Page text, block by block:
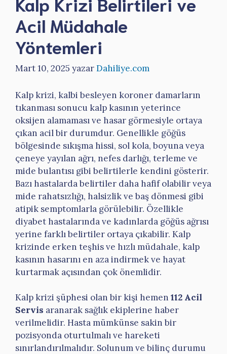
Acil Müdahale
Yöntemleri
Mart 10, 2025 yazarDahiliye.com
Kalp krizi, kalbi besleyen koroner damarların
tıkanması sonucu kalp kasının yeterince
oksijen alamaması ve hasar görmesiyle ortaya
çıkan acil bir durumdur. Genellikle göğüs
bölgesinde sıkışma hissi, sol kola, boyuna veya
çeneye yayılan ağrı, nefes darlığı, terleme ve
mide bulantısı gibi belirtilerle kendini gösterir.
Bazı hastalarda belirtiler daha hafif olabilir veya
mide rahatsızlığı, halsizlik ve baş dönmesi gibi
atipik semptomlarla görülebilir. Özellikle
diyabet hastalarında ve kadınlarda göğüs ağrısı
yerine farklı belirtiler ortaya çıkabilir. Kalp
krizinde erken teşhis ve hızlı müdahale, kalp
kasının hasarını en aza indirmek ve hayat
kurtarmak açısından çok önemlidir.
Kalp krizi şüphesi olan bir kişi hemen 112 Acil
Servis aranarak sağlık ekiplerine haber
verilmelidir. Hasta mümkünse sakin bir
pozisyonda oturtulmalı ve hareketi
sınırlandırılmalıdır. Solunum ve bilinç durumu